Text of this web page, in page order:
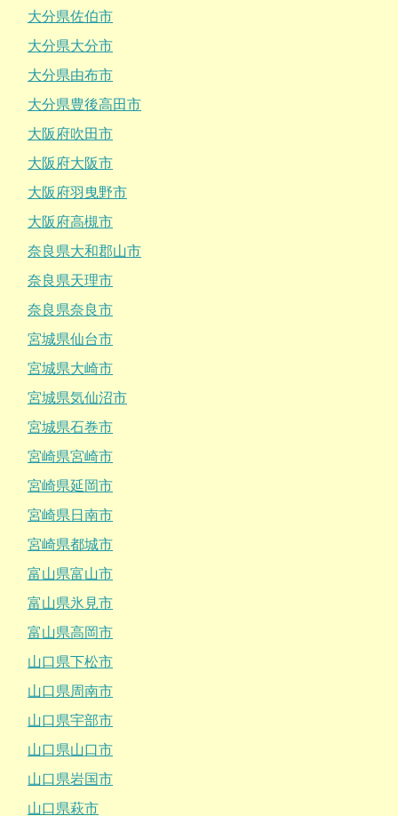
大分県佐伯市
大分県大分市
大分県由布市
大分県豊後高田市
大阪府吹田市
大阪府大阪市
大阪府羽曳野市
大阪府高槻市
奈良県大和郡山市
奈良県天理市
奈良県奈良市
宮城県仙台市
宮城県大崎市
宮城県気仙沼市
宮城県石巻市
宮崎県宮崎市
宮崎県延岡市
宮崎県日南市
宮崎県都城市
富山県富山市
富山県氷見市
富山県高岡市
山口県下松市
山口県周南市
山口県宇部市
山口県山口市
山口県岩国市
山口県萩市